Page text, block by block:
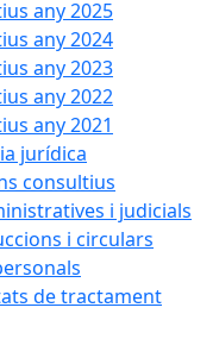
any 2025
any 2024
any 2023
any 2022
any 2021
jurídica
consultius
i judicials
i circulars
de tractament